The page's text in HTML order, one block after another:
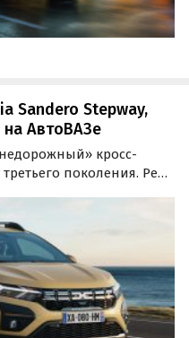
Sandero Stepway,
на АвтоВАЗе
кросс-
поколения. Речь
утильсбором и всеми
рублей, сообщили…